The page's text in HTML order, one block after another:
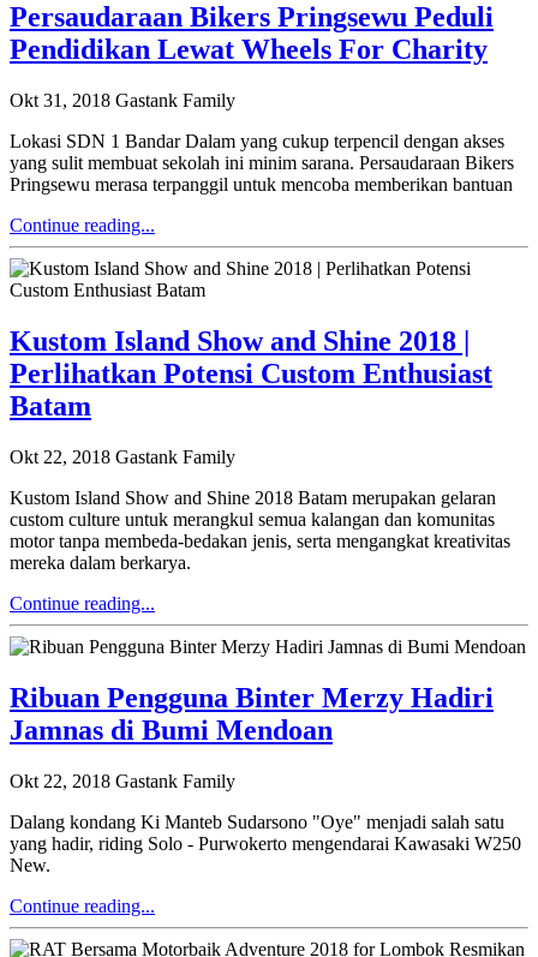
Persaudaraan Bikers Pringsewu Peduli
Pendidikan Lewat Wheels For Charity
Okt 31, 2018 Gastank Family
Lokasi SDN 1 Bandar Dalam yang cukup terpencil dengan akses
yang sulit membuat sekolah ini minim sarana. Persaudaraan Bikers
Pringsewu merasa terpanggil untuk mencoba memberikan bantuan
Continue reading...
Kustom Island Show and Shine 2018 |
Perlihatkan Potensi Custom Enthusiast
Batam
Okt 22, 2018 Gastank Family
Kustom Island Show and Shine 2018 Batam merupakan gelaran
custom culture untuk merangkul semua kalangan dan komunitas
motor tanpa membeda-bedakan jenis, serta mengangkat kreativitas
mereka dalam berkarya.
Continue reading...
Ribuan Pengguna Binter Merzy Hadiri
Jamnas di Bumi Mendoan
Okt 22, 2018 Gastank Family
Dalang kondang Ki Manteb Sudarsono "Oye" menjadi salah satu
yang hadir, riding Solo - Purwokerto mengendarai Kawasaki W250
New.
Continue reading...